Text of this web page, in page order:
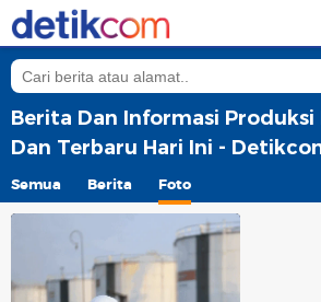
Berita Dan Informasi Produksi
Dan Terbaru Hari Ini -
Semua Berita Foto